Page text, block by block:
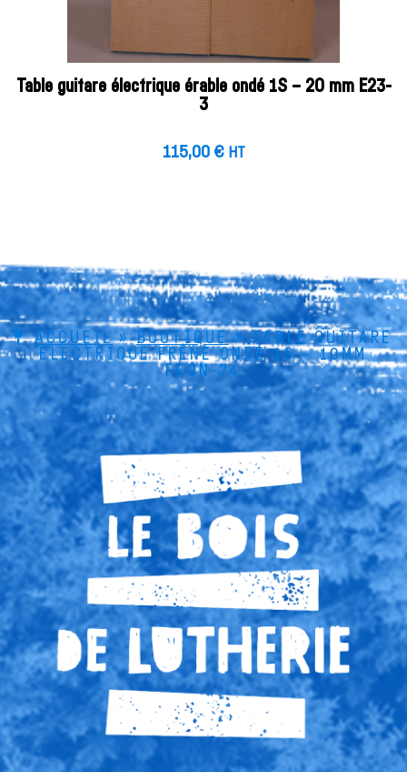
Table guitare électrique érable ondé 1S – 20 mm E23-
3
115,00 € HT
ACCUEIL»BOUTIQUE»TABLE GUITARE
ÉLECTRIQUE FRÊNE ONDÉ 1S – 10MM
FRON-74